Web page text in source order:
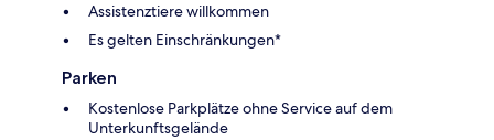
Assistenztiere willkommen
Es gelten Einschränkungen*
Parken
Kostenlose Parkplätze ohne Service auf dem
Unterkunftsgelände